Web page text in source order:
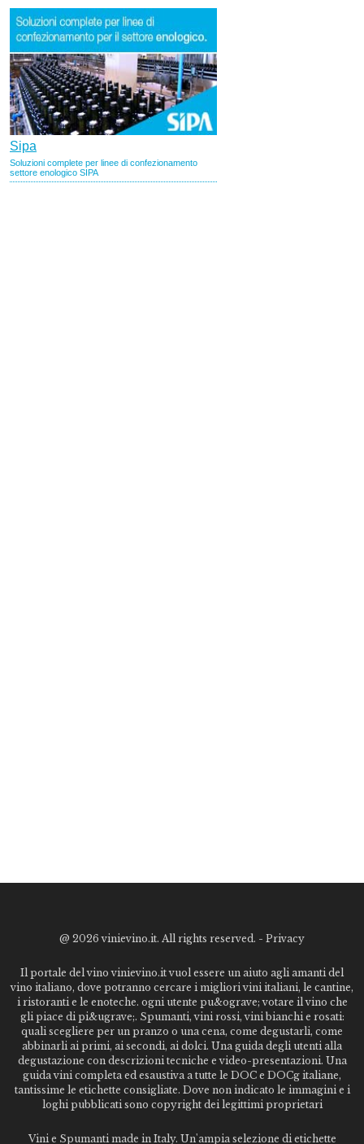
@ 2026 vinievino.it. All rights reserved. - Privacy
Il portale del vino vinievino.it vuol essere un aiuto agli amanti del
vino italiano, dove potranno cercare i migliori vini italiani, le cantine,
i ristoranti e le enoteche. ogni utente pu&ograve; votare il vino che
gli piace di pi&ugrave;. Spumanti, vini rossi, vini bianchi e rosati:
quali scegliere per un pranzo o una cena, come degustarli, come
abbinarli ai primi, ai secondi, ai dolci. Una guida degli utenti alla
degustazione con descrizioni tecniche e video-presentazioni. Una
guida vini completa ed esaustiva a tutte le DOC e DOCg italiane,
tantissime le etichette consigliate. Dove non indicato le immagini e i
loghi pubblicati sono copyright dei legittimi proprietari
Vini e Spumanti made in Italy. Un'ampia selezione di etichette